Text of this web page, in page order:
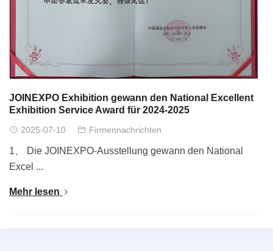
JOINEXPO Exhibition gewann den National Excellent
Exhibition Service Award für 2024-2025
2025-07-10 Firmennachrichten
1、 Die JOINEXPO-Ausstellung gewann den National
Excel ...
Mehr lesen